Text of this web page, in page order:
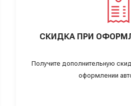
СКИДКА ПРИ
Получите дополнительную
оформлении